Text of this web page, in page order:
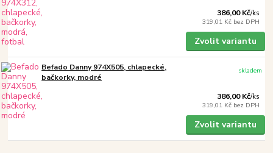
386,00 Kč/ks
319,01 Kč bez DPH
Zvolit variantu
Befado Danny 974X505, chlapecké,
bačkorky, modré
386,00 Kč/ks
319,01 Kč bez DPH
skladem
Zvolit variantu